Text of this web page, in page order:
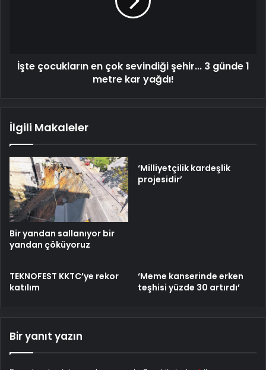
metre
İşte çocukların en çok sevindiği şehir... 3 günde 1
metre kar yağdı!
İlgili Makaleler
Bir yandan sallanıyor bir
yandan çöküyoruz
‘Milliyetçilik kardeşlik
projesidir’
TEKNOFEST KKTC’ye rekor
katılım
‘Meme kanserinde erken
teşhisi yüzde 30 artırdı’
Bir yanıt yazın